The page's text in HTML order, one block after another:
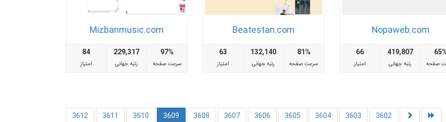
Nopaweb.com
66
امتیاز
419,807
رتبه جهانی صفحه
Beatestan.com
63
امتیاز
132,140
رتبه جهانی
81%
سرعت صفحه
Mizbanmusic.com
84
امتیاز
229,317
رتبه جهانی
97%
سرعت صفحه
3602
3603
3604
3605
3606
3607
3608
3609
3610
3611
3612